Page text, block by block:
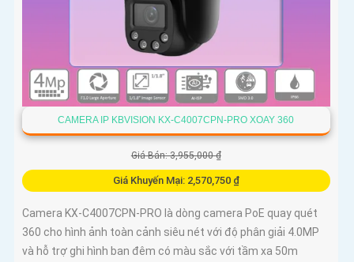
CAMERA IP KBVISION KX-C4007CPN-PRO XOAY 360
Giá Bán: 3,955,000 ₫
Giá Khuyến Mại: 2,570,750 ₫
Camera KX-C4007CPN-PRO là dòng camera PoE quay quét
360 cho hình ảnh toàn cảnh siêu nét với độ phân giải 4.0MP
và hỗ trợ ghi hình ban đêm có màu sắc với tầm xa 50m